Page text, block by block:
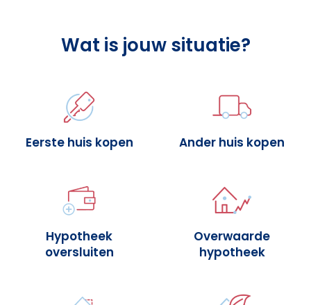
Wat is jouw situatie?
Eerste huis kopen Ander huis kopen
Hypotheek
oversluiten
Overwaarde
hypotheek